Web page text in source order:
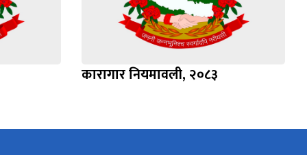
कारागार नियमावली, २०८३